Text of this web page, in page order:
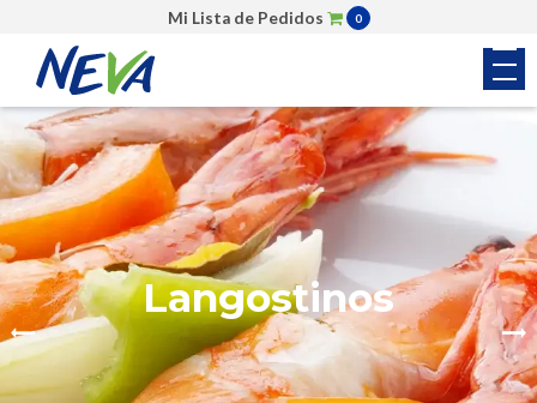
Mi Lista de Pedidos 0
Langostinos
Colas de Camarón